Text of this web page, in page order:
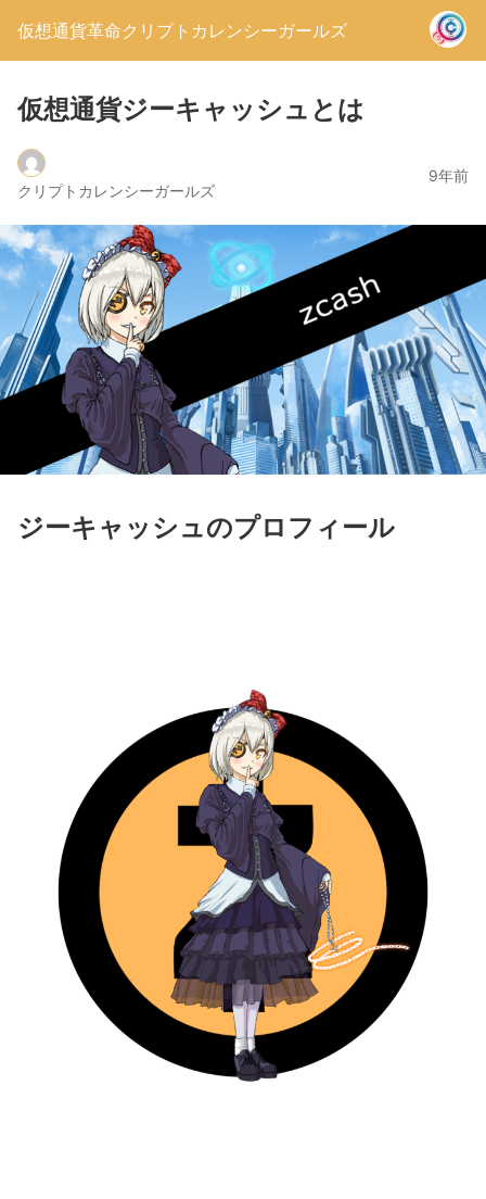
仮想通貨革命クリプトカレンシーガールズ
仮想通貨ジーキャッシュとは
クリプトカレンシーガールズ
9年前
ジーキャッシュのプロフィール